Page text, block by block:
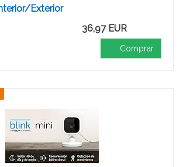
Exterior
36,97 EUR
Comprar